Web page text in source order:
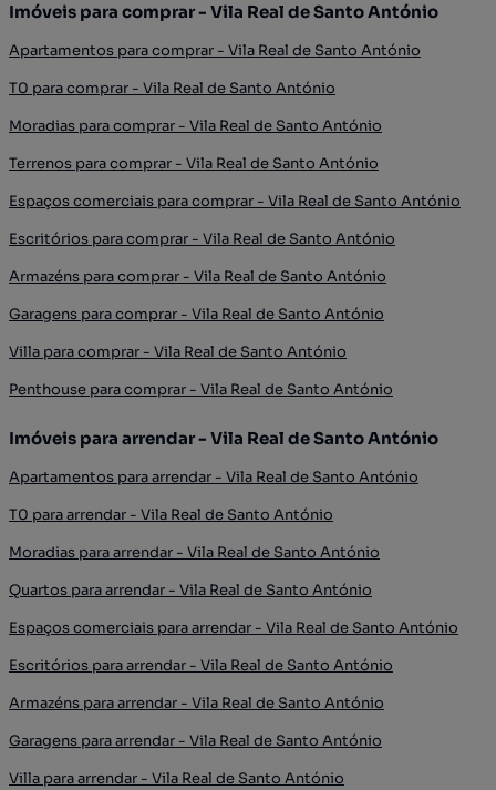
Imóveis para comprar - Vila Real de Santo António
Apartamentos para comprar - Vila Real de Santo António
T0 para comprar - Vila Real de Santo António
Moradias para comprar - Vila Real de Santo António
Terrenos para comprar - Vila Real de Santo António
Espaços comerciais para comprar - Vila Real de Santo António
Escritórios para comprar - Vila Real de Santo António
Armazéns para comprar - Vila Real de Santo António
Garagens para comprar - Vila Real de Santo António
Villa para comprar - Vila Real de Santo António
Penthouse para comprar - Vila Real de Santo António
Imóveis para arrendar - Vila Real de Santo António
Apartamentos para arrendar - Vila Real de Santo António
T0 para arrendar - Vila Real de Santo António
Moradias para arrendar - Vila Real de Santo António
Quartos para arrendar - Vila Real de Santo António
Espaços comerciais para arrendar - Vila Real de Santo António
Escritórios para arrendar - Vila Real de Santo António
Armazéns para arrendar - Vila Real de Santo António
Garagens para arrendar - Vila Real de Santo António
Villa para arrendar - Vila Real de Santo António